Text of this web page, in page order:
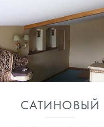
САТИНОВЫЙ